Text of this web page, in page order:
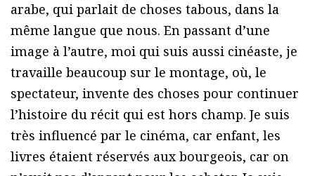
arabe, qui parlait de choses tabous, dans la
même langue que nous. En passant d’une
image à l’autre, moi qui suis aussi cinéaste, je
travaille beaucoup sur le montage, où, le
spectateur, invente des choses pour continuer
l’histoire du récit qui est hors champ. Je suis
très influencé par le cinéma, car enfant, les
livres étaient réservés aux bourgeois, car on